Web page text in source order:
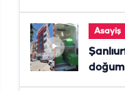
Asayiş
doğum